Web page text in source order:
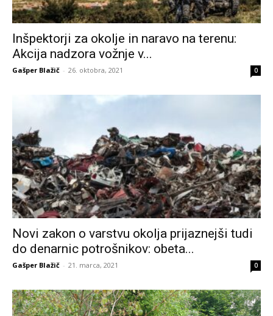
Inšpektorji za okolje in naravo na terenu:
Akcija nadzora vožnje v...
Gašper Blažič - 26. oktobra, 2021 0
Novi zakon o varstvu okolja prijaznejši tudi
do denarnic potrošnikov: obeta...
Gašper Blažič - 21. marca, 2021 0